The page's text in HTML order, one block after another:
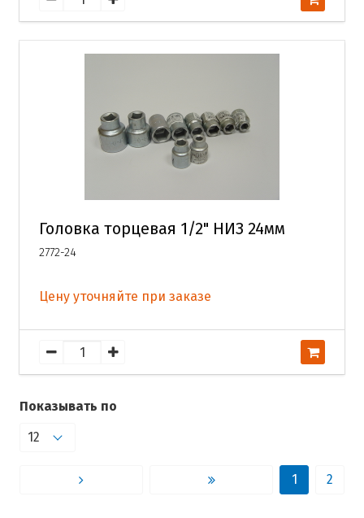
Головка торцевая 1/2" НИЗ 24мм
2772-24
Цену уточняйте при заказе
Показывать по
1 2